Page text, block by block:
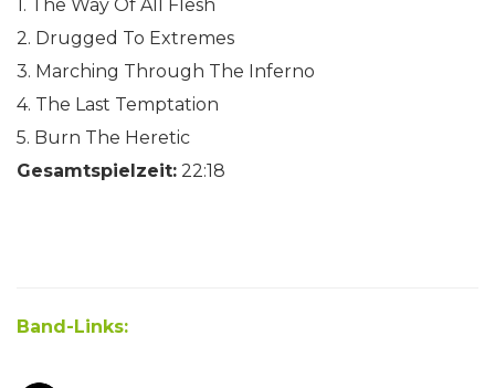
1. The Way Of All Flesh
2. Drugged To Extremes
3. Marching Through The Inferno
4. The Last Temptation
5. Burn The Heretic
Gesamtspielzeit: 22:18
Band-Links: